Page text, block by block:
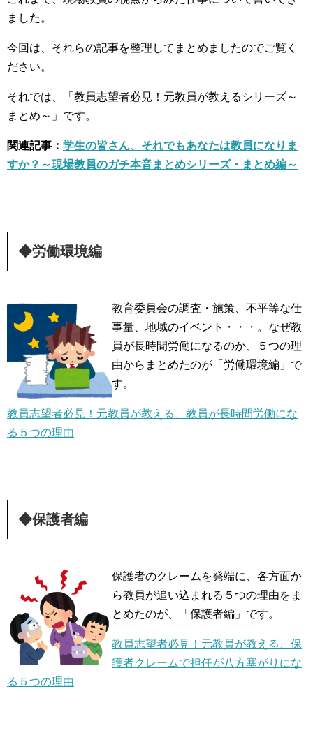
ました。
今回は、それらの記事を整理してまとめましたのでご覧く
ださい。
それでは、「教員志望者必見！元教員が教えるシリーズ～
まとめ～」です。
関連記事： 学生の皆さん、それでもあなたは教員になりま
すか？～現場教員のガチ本音まとめシリーズ・まとめ編～
◆労働環境編
教育委員会の調査・施策、不平等な仕
事量、地域のイベント・・・。なぜ教
員が長時間労働になるのか、５つの理
由からまとめたのが「労働環境編」で
す。
教員志望者必見！元教員が教える、教員が長時間労働にな
る５つの理由
◆保護者編
保護者のクレームを発端に、各方面か
ら教員が追い込まれる５つの理由をま
とめたのが、「保護者編」です。
教員志望者必見！元教員が教える、保
護者クレームで担任が八方塞がりにな
る５つの理由